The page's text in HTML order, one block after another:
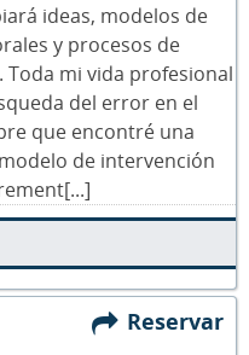
ideas, modelos de
y procesos de
mi vida profesional
del error en el
que encontré una
de intervención
Reservar